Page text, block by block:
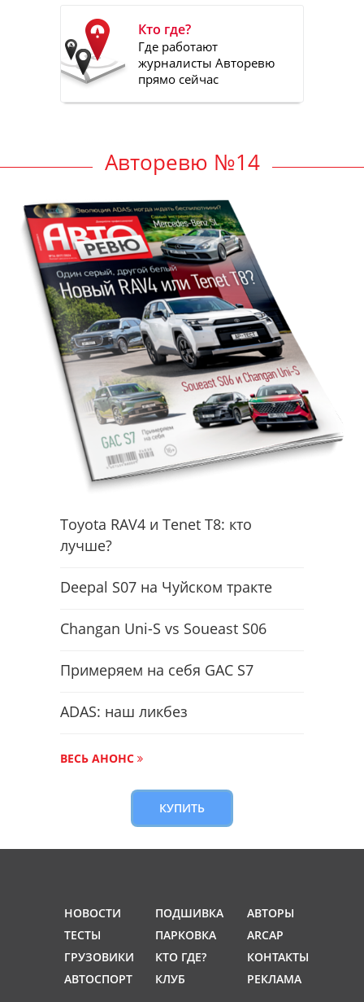
Кто где?
Где работают
журналисты Авторевю
прямо сейчас
Авторевю №14
Toyota RAV4 и Tenet T8: кто
лучше?
Deepal S07 на Чуйском тракте
Changan Uni-S vs Soueast S06
Примеряем на себя GAC S7
ADAS: наш ликбез
ВЕСЬ АНОНС
КУПИТЬ
НОВОСТИ
ТЕСТЫ
ГРУЗОВИКИ
АВТОСПОРТ
ПОДШИВКА
ПАРКОВКА
КТО ГДЕ?
КЛУБ
АВТОРЫ
ARCAP
КОНТАКТЫ
РЕКЛАМА